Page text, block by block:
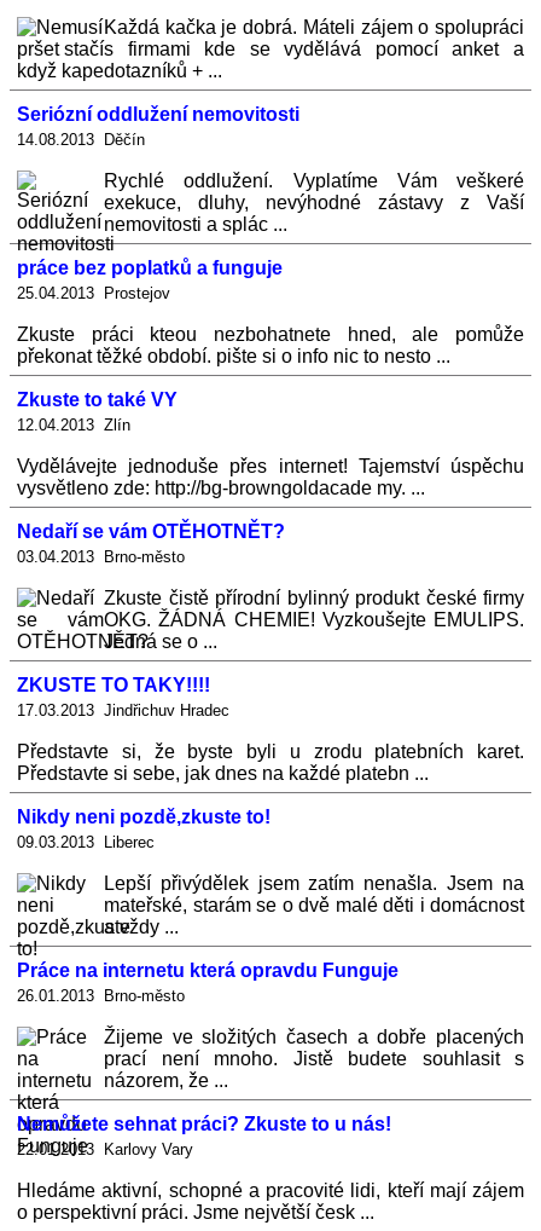
Každá kačka je dobrá. Máteli zájem o spolupráci
s firmami kde se vydělává pomocí anket a
dotazníků + ...
Seriózní oddlužení nemovitosti
14.08.2013 Děčín
Rychlé oddlužení. Vyplatíme Vám veškeré
exekuce, dluhy, nevýhodné zástavy z Vaší
nemovitosti a splác ...
práce bez poplatků a funguje
25.04.2013 Prostejov
Zkuste práci kteou nezbohatnete hned, ale pomůže
překonat těžké období. pište si o info nic to nesto ...
Zkuste to také VY
12.04.2013 Zlín
Vydělávejte jednoduše přes internet! Tajemství úspěchu
vysvětleno zde: http://bg-browngoldacade my. ...
Nedaří se vám OTĚHOTNĚT?
03.04.2013 Brno-město
Zkuste čistě přírodní bylinný produkt české firmy
OKG. ŽÁDNÁ CHEMIE! Vyzkoušejte EMULIPS.
Jedná se o ...
ZKUSTE TO TAKY!!!!
17.03.2013 Jindřichuv Hradec
Představte si, že byste byli u zrodu platebních karet.
Představte si sebe, jak dnes na každé platebn ...
Nikdy neni pozdě,zkuste to!
09.03.2013 Liberec
Lepší přivýdělek jsem zatím nenašla. Jsem na
mateřské, starám se o dvě malé děti i domácnost
a vždy ...
Práce na internetu která opravdu Funguje
26.01.2013 Brno-město
Žijeme ve složitých časech a dobře placených
prací není mnoho. Jistě budete souhlasit s
názorem, že ...
Nemůžete sehnat práci? Zkuste to u nás!
22.01.2013 Karlovy Vary
Hledáme aktivní, schopné a pracovité lidi, kteří mají zájem
o perspektivní práci. Jsme největší česk ...